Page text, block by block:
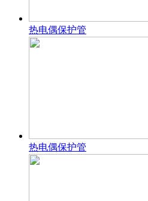
热电偶保护管
热电偶保护管